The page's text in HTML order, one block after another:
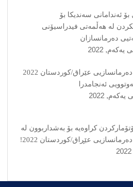
بۆ ئەندامانی سەندیکا بۆ
لە هەڵمەتی فیدراسیۆنی
دەرمانسازان
لوتکەی دەرمانسازیی عێراق/کوردستان 2022
ئەنجامدرا
کراوەیە بۆ بەشداربوون لە
عێڕاق/کوردستان 2022!